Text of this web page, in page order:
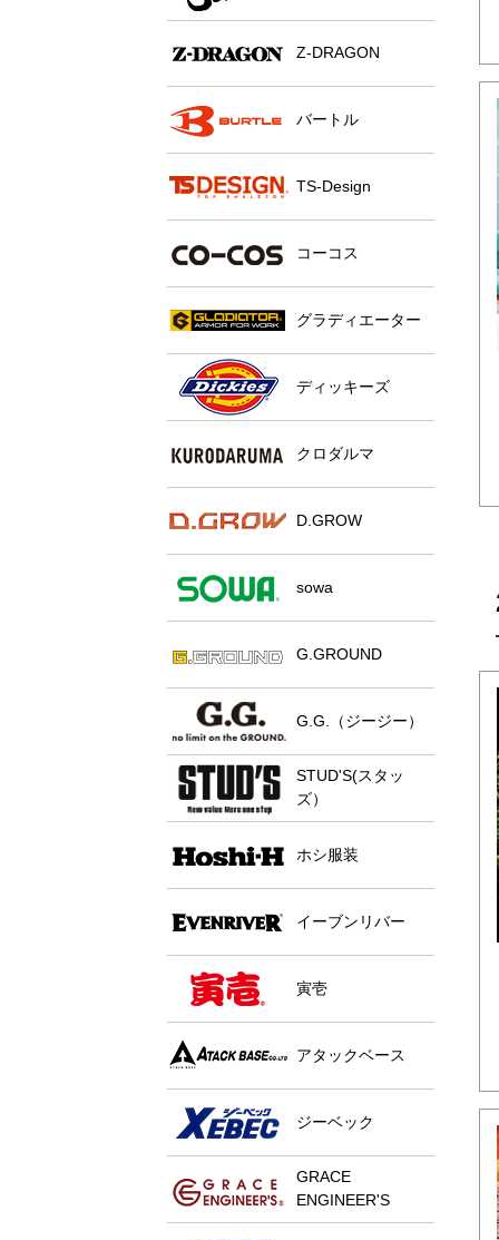
Z-DRAGON
バートル
TS-Design
コーコス
グラディエーター
ディッキーズ
クロダルマ
D.GROW
sowa
G.GROUND
G.G.（ジージー）
STUD'S(スタッ
ズ）
ホシ服装
イーブンリバー
寅壱
アタックベース
ジーベック
GRACE
ENGINEER'S